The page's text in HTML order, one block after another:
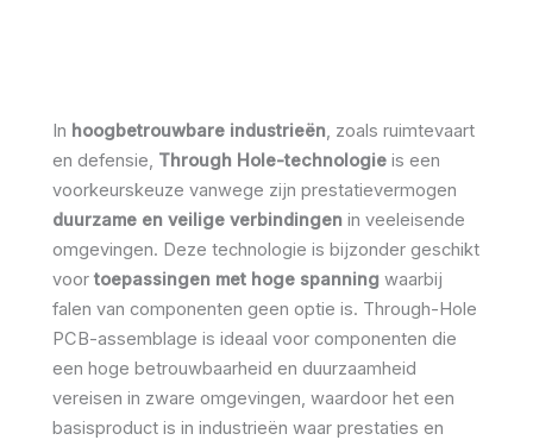
In hoogbetrouwbare industrieën, zoals ruimtevaart
en defensie, Through Hole-technologie is een
voorkeurskeuze vanwege zijn prestatievermogen
duurzame en veilige verbindingen in veeleisende
omgevingen. Deze technologie is bijzonder geschikt
voor toepassingen met hoge spanning waarbij
falen van componenten geen optie is. Through-Hole
PCB-assemblage is ideaal voor componenten die
een hoge betrouwbaarheid en duurzaamheid
vereisen in zware omgevingen, waardoor het een
basisproduct is in industrieën waar prestaties en